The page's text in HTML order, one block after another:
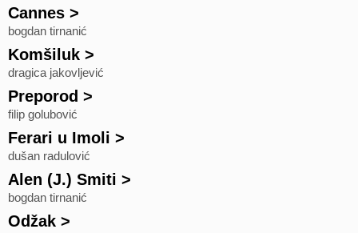
Cannes >
bogdan tirnanić
Komšiluk >
dragica jakovljević
Preporod >
filip golubović
Ferari u Imoli >
dušan radulović
Alen (J.) Smiti >
bogdan tirnanić
Odžak >